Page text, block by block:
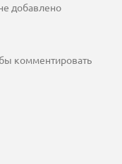
добавлено
комментировать